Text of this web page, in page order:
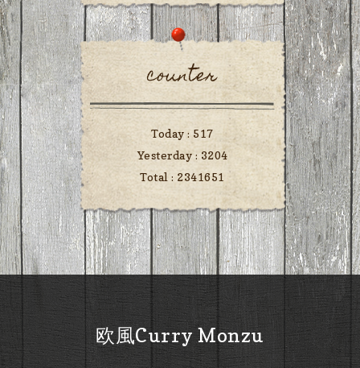
counter
Today : 517
Yesterday : 3204
Total : 2341651
欧風Curry Monzu